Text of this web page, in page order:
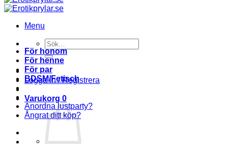
Menu
Sök
efter:
Logga in / Registrera
Varukorg 0
För honom
För henne
För par
BDSM/Fetisch
Anordna lustparty?
Ångrat ditt köp?